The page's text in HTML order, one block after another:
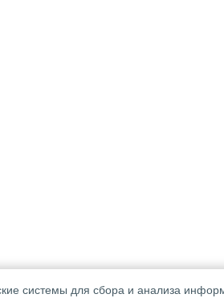
системы для сбора и анализа